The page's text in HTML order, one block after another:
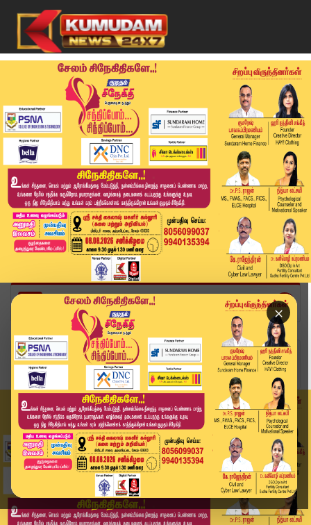
×
Home
வீடியோ ஸ்டோரி
BS4 Bike Registration Issue | தடையை மீறி B.S.4 ...